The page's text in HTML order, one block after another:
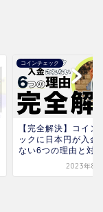
コインチェック
【完全解決】コイン
ックに日本円が入金
ない6つの理由と対
2023年8